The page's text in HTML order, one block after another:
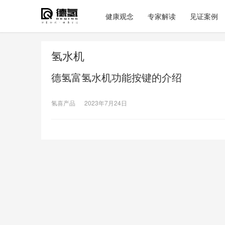
健康观念 专家解读 见证案例
氢水机
德氢富氢水机功能按键的介绍
氢喜产品 2023年7月24日